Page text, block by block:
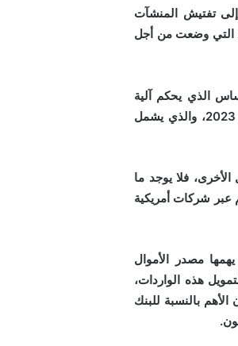
إلى تفتيش المنشآت
الذرية، وصولاً إلى مضيق هرمز واحتمال فرض رسوم عليه بعد مهلة الـ 60 يوماً، التي وضعت من أجل
الذي يحكم آلية
استخدام الدفعة الأولى البالغة 6 مليارات دولار يستند إلى نص الاتفاق الموقّع بين إيران وأمريكا عام 2023، والذي يشمل
الأخرى، فلا يوجد ما
عبر شركات أمريكية
مصدر الأموال
هذه الواردات،
بالنسبة للبنك